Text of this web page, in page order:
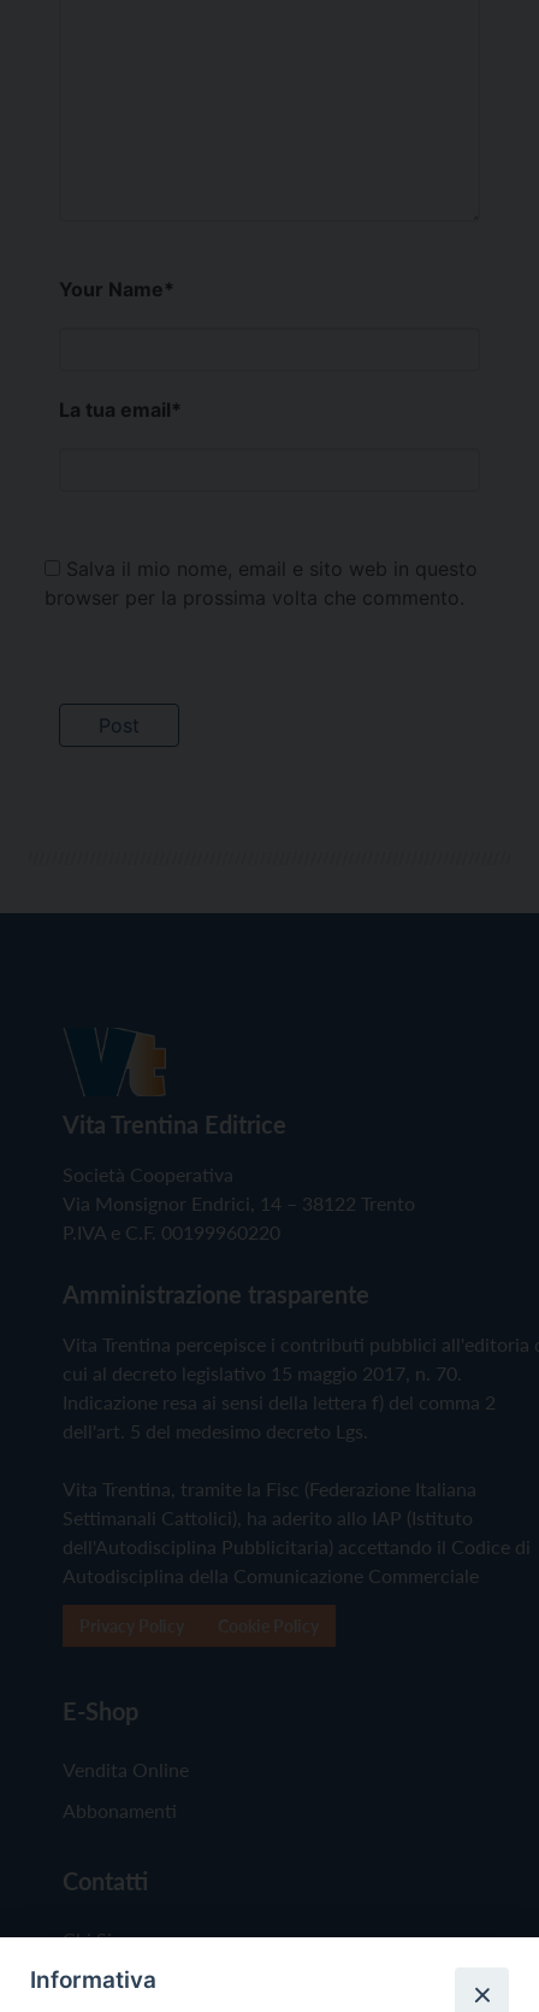
Your Name*
La tua email*
Salva il mio nome, email e sito web in questo
browser per la prossima volta che commento.
Vita Trentina Editrice
Società Cooperativa
Via Monsignor Endrici, 14 – 38122 Trento
P.IVA e C.F. 00199960220
Amministrazione trasparente
Vita Trentina percepisce i contributi pubblici all'editoria
cui al decreto legislativo 15 maggio 2017, n. 70.
Indicazione resa ai sensi della lettera f) del comma 2
dell'art. 5 del medesimo decreto Lgs.
Vita Trentina, tramite la Fisc (Federazione Italiana
Settimanali Cattolici), ha aderito allo IAP (Istituto
dell'Autodisciplina Pubblicitaria) accettando il Codice di
Autodisciplina della Comunicazione Commerciale
E-Shop
Vendita Online
Abbonamenti
Contatti
Chi Siamo
Redazione
Informativa